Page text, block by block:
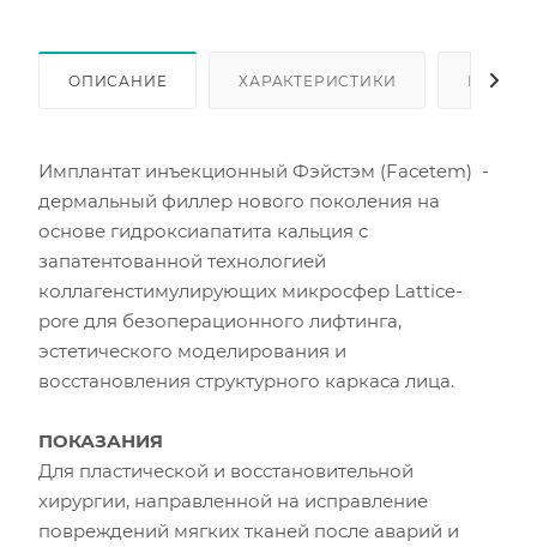
ОПИСАНИЕ ХАРАКТЕРИСТИКИ КАК
Имплантат инъекционный Фэйстэм (Facetem) -
дермальный филлер нового поколения на
основе гидроксиапатита кальция с
запатентованной технологией
коллагенстимулирующих микросфер Lattice-
pore для безоперационного лифтинга,
эстетического моделирования и
восстановления структурного каркаса лица.
ПОКАЗАНИЯ
Для пластической и восстановительной
хирургии, направленной на исправление
повреждений мягких тканей после аварий и